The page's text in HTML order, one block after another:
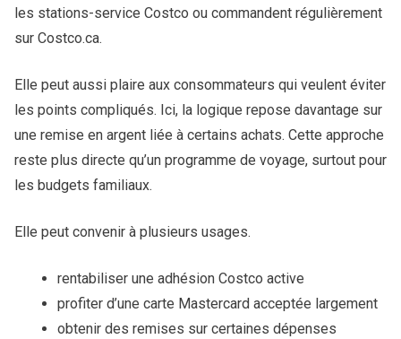
les stations-service Costco ou commandent régulièrement
sur Costco.ca.
Elle peut aussi plaire aux consommateurs qui veulent éviter
les points compliqués. Ici, la logique repose davantage sur
une remise en argent liée à certains achats. Cette approche
reste plus directe qu’un programme de voyage, surtout pour
les budgets familiaux.
Elle peut convenir à plusieurs usages.
rentabiliser une adhésion Costco active
profiter d’une carte Mastercard acceptée largement
obtenir des remises sur certaines dépenses